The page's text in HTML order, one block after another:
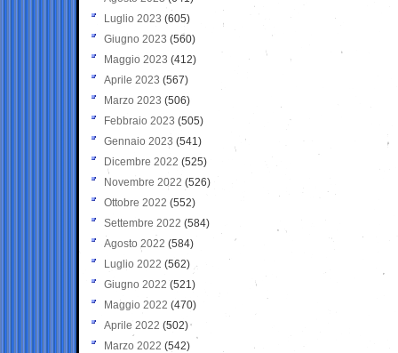
Luglio 2023 (605)
Giugno 2023 (560)
Maggio 2023 (412)
Aprile 2023 (567)
Marzo 2023 (506)
Febbraio 2023 (505)
Gennaio 2023 (541)
Dicembre 2022 (525)
Novembre 2022 (526)
Ottobre 2022 (552)
Settembre 2022 (584)
Agosto 2022 (584)
Luglio 2022 (562)
Giugno 2022 (521)
Maggio 2022 (470)
Aprile 2022 (502)
Marzo 2022 (542)